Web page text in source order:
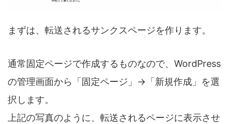
まずは、転送されるサンクスページを作ります。
通常固定ページで作成するものなので、WordPress
の管理画面から「固定ページ」→「新規作成」を選
択します。
上記の写真のように、転送されるページに表示させ